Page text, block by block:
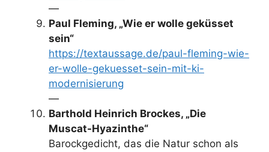
—
Paul Fleming, „Wie er wolle geküsset
sein“
https://textaussage.de/paul-fleming-wie-
er-wolle-gekuesset-sein-mit-ki-
modernisierung
—
Barthold Heinrich Brockes, „Die
Muscat-Hyazinthe“
Barockgedicht, das die Natur schon als